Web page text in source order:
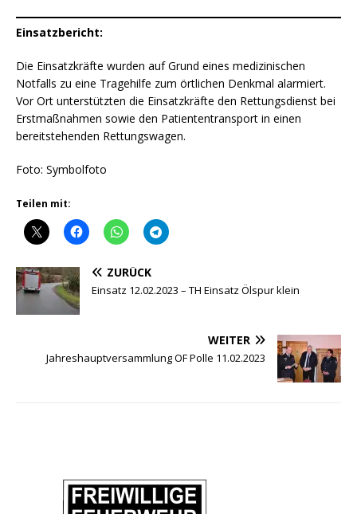
Einsatzbericht:
Die Einsatzkräfte wurden auf Grund eines medizinischen
Notfalls zu eine Tragehilfe zum örtlichen Denkmal alarmiert.
Vor Ort unterstützten die Einsatzkräfte den Rettungsdienst bei
Erstmaßnahmen sowie den Patiententransport in einen
bereitstehenden Rettungswagen.
Foto: Symbolfoto
Teilen mit:
ZURÜCK
Einsatz 12.02.2023 – TH Einsatz Ölspur klein
WEITER
Jahreshauptversammlung OF Polle 11.02.2023